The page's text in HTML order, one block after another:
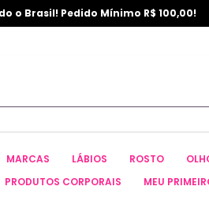
o Brasil! Pedido Mínimo R$ 100,00!
MARCAS LÁBIOS ROSTO
PRODUTOS CORPORAIS MEU